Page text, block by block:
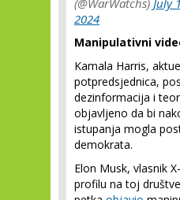
(@WarWatchs) July
2024
Manipulativni
Kamala Harris,
potpredsjednica,
dezinformacija i
objavljeno da bi
istupanja mogla
demokrata.
Elon Musk, vlasnik
profilu na toj